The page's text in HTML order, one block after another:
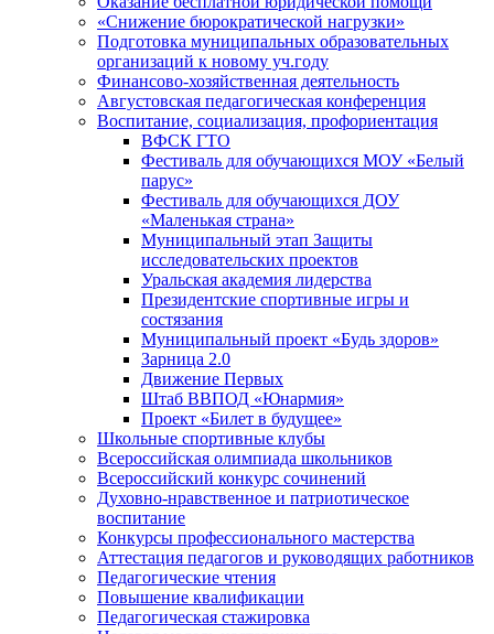
«Снижение бюрократической нагрузки»
Подготовка муниципальных образовательных
организаций к новому уч.году
Финансово-хозяйственная деятельность
Августовская педагогическая конференция
Воспитание, социализация, профориентация
ВФСК ГТО
Фестиваль для обучающихся МОУ «Белый
парус»
Фестиваль для обучающихся ДОУ
«Маленькая страна»
Муниципальный этап Защиты
исследовательских проектов
Уральская академия лидерства
Президентские спортивные игры и
состязания
Муниципальный проект «Будь здоров»
Зарница 2.0
Движение Первых
Штаб ВВПОД «Юнармия»
Проект «Билет в будущее»
Школьные спортивные клубы
Всероссийская олимпиада школьников
Всероссийский конкурс сочинений
Духовно-нравственное и патриотическое
воспитание
Конкурсы профессионального мастерства
Аттестация педагогов и руководящих работников
Педагогические чтения
Повышение квалификации
Педагогическая стажировка